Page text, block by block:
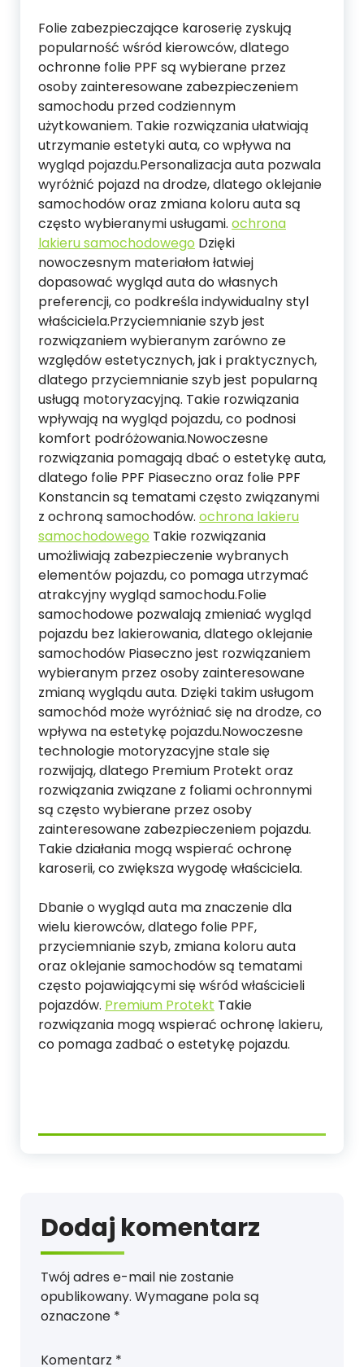
Folie zabezpieczające karoserię zyskują
popularność wśród kierowców, dlatego
ochronne folie PPF są wybierane przez
osoby zainteresowane zabezpieczeniem
samochodu przed codziennym
użytkowaniem. Takie rozwiązania ułatwiają
utrzymanie estetyki auta, co wpływa na
wygląd pojazdu.Personalizacja auta pozwala
wyróżnić pojazd na drodze, dlatego oklejanie
samochodów oraz zmiana koloru auta są
często wybieranymi usługami. ochrona
lakieru samochodowego Dzięki
nowoczesnym materiałom łatwiej
dopasować wygląd auta do własnych
preferencji, co podkreśla indywidualny styl
właściciela.Przyciemnianie szyb jest
rozwiązaniem wybieranym zarówno ze
względów estetycznych, jak i praktycznych,
dlatego przyciemnianie szyb jest popularną
usługą motoryzacyjną. Takie rozwiązania
wpływają na wygląd pojazdu, co podnosi
komfort podróżowania.Nowoczesne
rozwiązania pomagają dbać o estetykę auta,
dlatego folie PPF Piaseczno oraz folie PPF
Konstancin są tematami często związanymi
z ochroną samochodów. ochrona lakieru
samochodowego Takie rozwiązania
umożliwiają zabezpieczenie wybranych
elementów pojazdu, co pomaga utrzymać
atrakcyjny wygląd samochodu.Folie
samochodowe pozwalają zmieniać wygląd
pojazdu bez lakierowania, dlatego oklejanie
samochodów Piaseczno jest rozwiązaniem
wybieranym przez osoby zainteresowane
zmianą wyglądu auta. Dzięki takim usługom
samochód może wyróżniać się na drodze, co
wpływa na estetykę pojazdu.Nowoczesne
technologie motoryzacyjne stale się
rozwijają, dlatego Premium Protekt oraz
rozwiązania związane z foliami ochronnymi
są często wybierane przez osoby
zainteresowane zabezpieczeniem pojazdu.
Takie działania mogą wspierać ochronę
karoserii, co zwiększa wygodę właściciela.
Dbanie o wygląd auta ma znaczenie dla
wielu kierowców, dlatego folie PPF,
przyciemnianie szyb, zmiana koloru auta
oraz oklejanie samochodów są tematami
często pojawiającymi się wśród właścicieli
pojazdów. Premium Protekt Takie
rozwiązania mogą wspierać ochronę lakieru,
co pomaga zadbać o estetykę pojazdu.
Dodaj komentarz
Twój adres e-mail nie zostanie
opublikowany. Wymagane pola są
oznaczone *
Komentarz *